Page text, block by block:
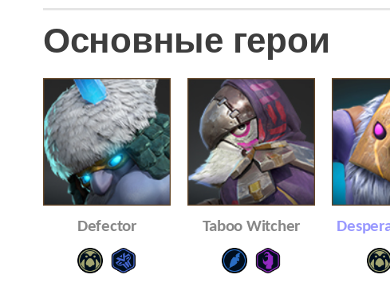
Основные герои
Defector Taboo Witcher